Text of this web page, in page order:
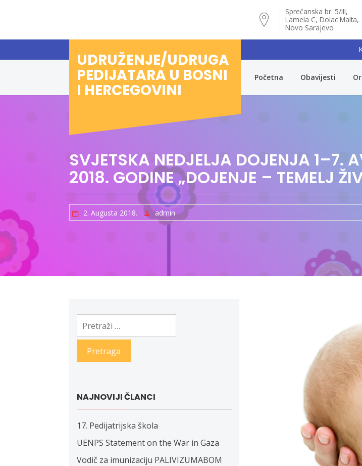
Sprečanska br. 5/III,
Lamela C, Dolac Malta,
Novo Sarajevo
UDRUŽENJE/UDRUGA
PEDIJATARA U BOSNI
I HERCEGOVINI
Početna Obavijesti
SVJETSKA NEDJELJA DOJENJA 1–7.
2018. GODINE „DOJENJE – TEMELJ
2. Augusta 2018. admin
Pretraga:
NAJNOVIJI ČLANCI
17. Pedijatrijska škola
UENPS Statement on the War in Gaza
Vodič za imunizaciju PALIVIZUMABOM